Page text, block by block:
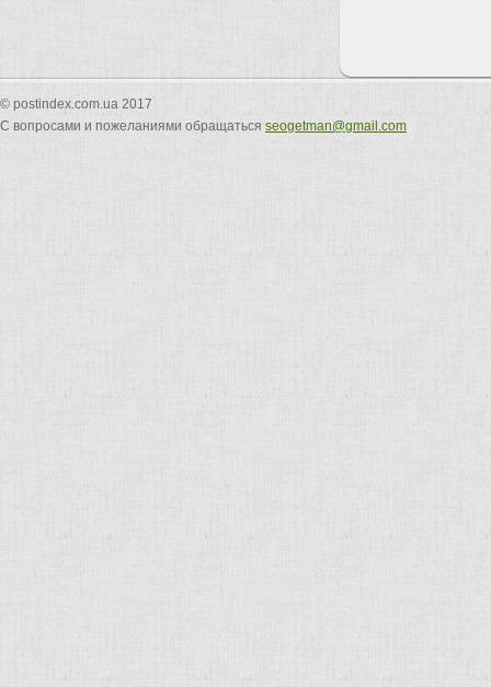
© postindex.com.ua 2017
С вопросами и пожеланиями обращаться seogetman@gmail.com